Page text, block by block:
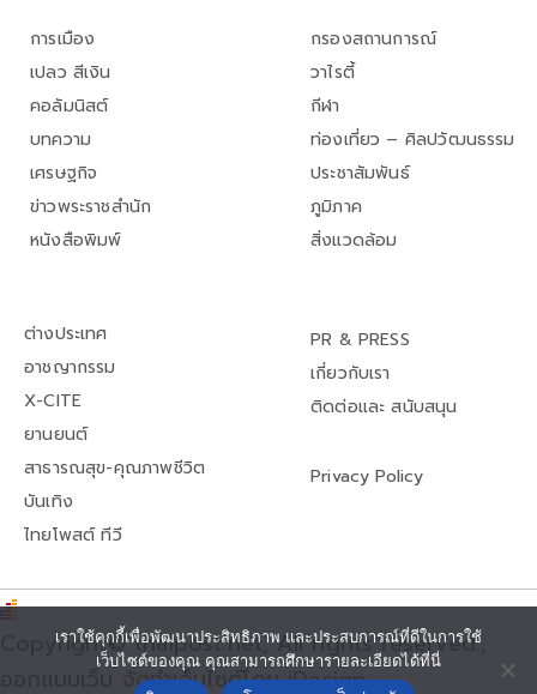
การเมือง
เปลว สีเงิน
คอลัมนิสต์
บทความ
เศรษฐกิจ
ข่าวพระราชสำนัก
หนังสือพิมพ์
กรองสถานการณ์
วาไรตี้
กีฬา
ท่องเที่ยว – ศิลปวัฒนธรรม
ประชาสัมพันธ์
ภูมิภาค
สิ่งแวดล้อม
ต่างประเทศ
อาชญากรรม
X-CITE
ยานยนต์
สาธารณสุข-คุณภาพชีวิต
บันเทิง
ไทยโพสต์ ทีวี
PR & PRESS
เกี่ยวกับเรา
ติดต่อและ สนับสนุน
Privacy Policy
Copyright© thaipost.net, All rights reserved.,
ออกแบบเว็บ จัดทำเว็บไซต์โดย iDesign
เราใช้คุกกี้เพื่อพัฒนาประสิทธิภาพ และประสบการณ์ที่ดีในการใช้
เว็บไซต์ของคุณ คุณสามารถศึกษารายละเอียดได้ที่นี่